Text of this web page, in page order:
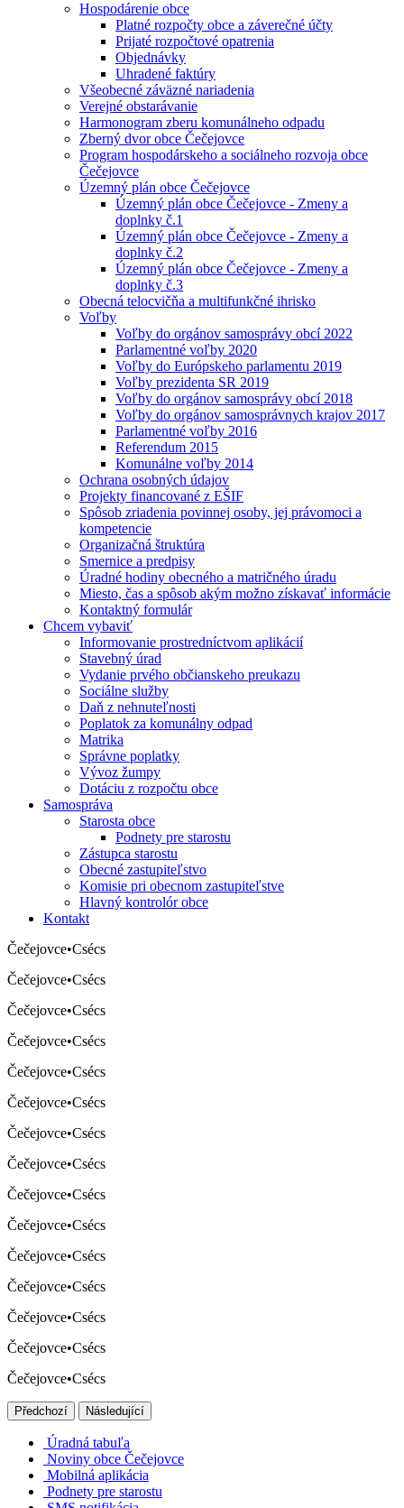
Hospodárenie obce
Platné rozpočty obce a záverečné účty
Prijaté rozpočtové opatrenia
Objednávky
Uhradené faktúry
Všeobecné záväzné nariadenia
Verejné obstarávanie
Harmonogram zberu komunálneho odpadu
Zberný dvor obce Čečejovce
Program hospodárskeho a sociálneho rozvoja obce
Čečejovce
Územný plán obce Čečejovce
Územný plán obce Čečejovce - Zmeny a
doplnky č.1
Územný plán obce Čečejovce - Zmeny a
doplnky č.2
Územný plán obce Čečejovce - Zmeny a
doplnky č.3
Obecná telocvičňa a multifunkčné ihrisko
Voľby
Voľby do orgánov samosprávy obcí 2022
Parlamentné voľby 2020
Voľby do Európskeho parlamentu 2019
Voľby prezidenta SR 2019
Voľby do orgánov samosprávy obcí 2018
Voľby do orgánov samosprávnych krajov 2017
Parlamentné voľby 2016
Referendum 2015
Komunálne voľby 2014
Ochrana osobných údajov
Projekty financované z EŠIF
Spôsob zriadenia povinnej osoby, jej právomoci a
kompetencie
Organizačná štruktúra
Smernice a predpisy
Úradné hodiny obecného a matričného úradu
Miesto, čas a spôsob akým možno získavať informácie
Kontaktný formulár
Chcem vybaviť
Informovanie prostredníctvom aplikácií
Stavebný úrad
Vydanie prvého občianskeho preukazu
Sociálne služby
Daň z nehnuteľnosti
Poplatok za komunálny odpad
Matrika
Správne poplatky
Vývoz žumpy
Dotáciu z rozpočtu obce
Samospráva
Starosta obce
Podnety pre starostu
Zástupca starostu
Obecné zastupiteľstvo
Komisie pri obecnom zastupiteľstve
Hlavný kontrolór obce
Kontakt
Čečejovce•Csécs
Čečejovce•Csécs
Čečejovce•Csécs
Čečejovce•Csécs
Čečejovce•Csécs
Čečejovce•Csécs
Čečejovce•Csécs
Čečejovce•Csécs
Čečejovce•Csécs
Čečejovce•Csécs
Čečejovce•Csécs
Čečejovce•Csécs
Čečejovce•Csécs
Čečejovce•Csécs
Čečejovce•Csécs
Předchozí Následující
Úradná tabuľa
Noviny obce Čečejovce
Mobilná aplikácia
Podnety pre starostu